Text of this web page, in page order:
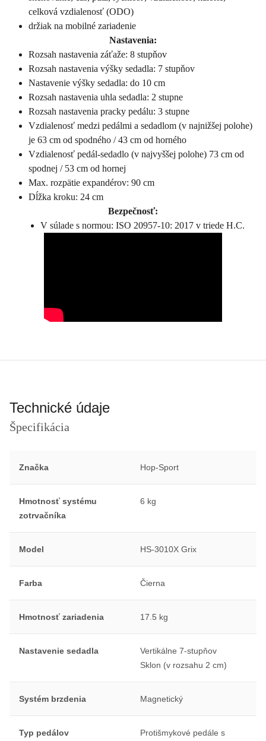
celková vzdialenosť (ODO)
držiak na mobilné zariadenie
Nastavenia:
Rozsah nastavenia záťaže: 8 stupňov
Rozsah nastavenia výšky sedadla: 7 stupňov
Nastavenie výšky sedadla: do 10 cm
Rozsah nastavenia uhla sedadla: 2 stupne
Rozsah nastavenia pracky pedálu: 3 stupne
Vzdialenosť medzi pedálmi a sedadlom (v najnižšej polohe)
je 63 cm od spodného / 43 cm od horného
Vzdialenosť pedál-sedadlo (v najvyššej polohe) 73 cm od
spodnej / 53 cm od hornej
Max. rozpätie expandérov: 90 cm
Dĺžka kroku: 24 cm
Bezpečnosť:
V súlade s normou: ISO 20957-10: 2017 v triede H.C.
Technické údaje
Špecifikácia
Značka Hop-Sport
Hmotnosť systému
zotrvačníka
6 kg
Model HS-3010X Grix
Farba Čierna
Hmotnosť zariadenia 17.5 kg
Nastavenie sedadla
Vertikálne 7-stupňov
Sklon (v rozsahu 2 cm)
Systém brzdenia Magnetický
Typ pedálov
Protišmykové pedále s